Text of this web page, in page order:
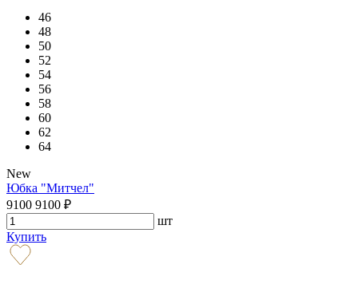
46
48
50
52
54
56
58
60
62
64
New
Юбка "Митчел"
9100 9100 ₽
шт
Купить